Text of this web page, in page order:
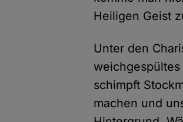
Heiligen Geist
Unter den
schimpft
machen und